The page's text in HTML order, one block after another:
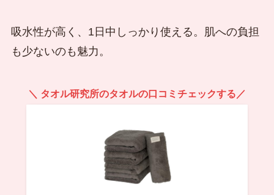
吸水性が高く、1日中しっかり使える。肌への負担
も少ないのも魅力。
＼ タオル研究所のタオルの口コミチェックする／